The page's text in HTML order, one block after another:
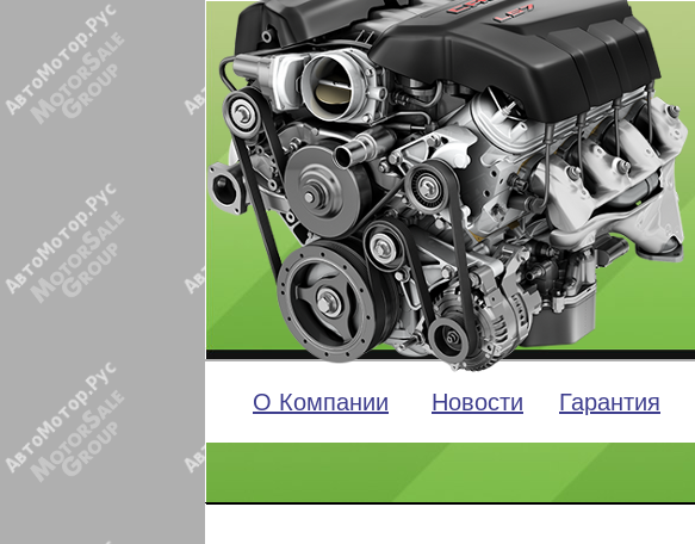
О Компании Новости Гарантия